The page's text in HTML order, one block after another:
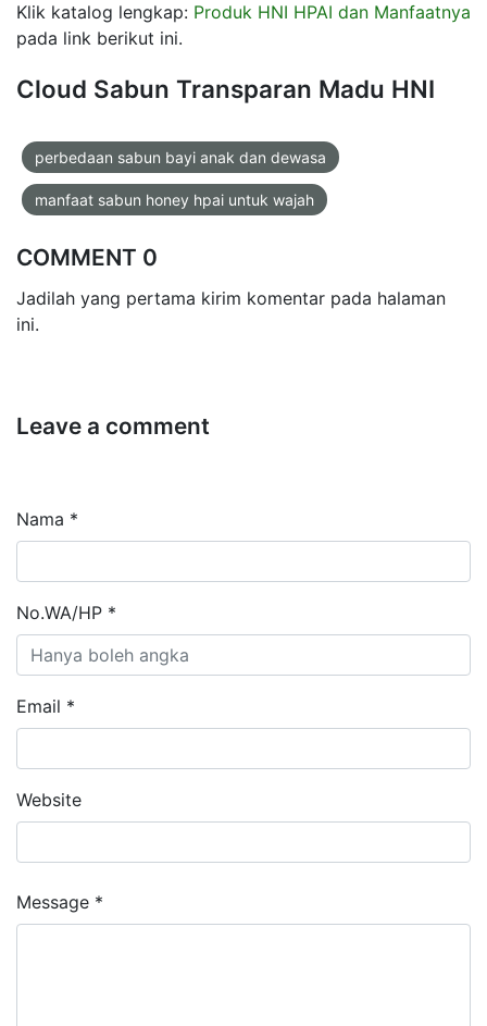
Klik katalog lengkap: Produk HNI HPAI dan Manfaatnya
pada link berikut ini.
Cloud Sabun Transparan Madu HNI
perbedaan sabun bayi anak dan dewasa
manfaat sabun honey hpai untuk wajah
COMMENT 0
Jadilah yang pertama kirim komentar pada halaman
ini.
Leave a comment
Nama *
No.WA/HP *
Email *
Website
Message *